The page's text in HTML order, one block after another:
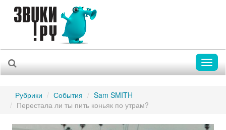
Рубрики События
Sam SMITH
Перестала ли ты пить коньяк по утрам?